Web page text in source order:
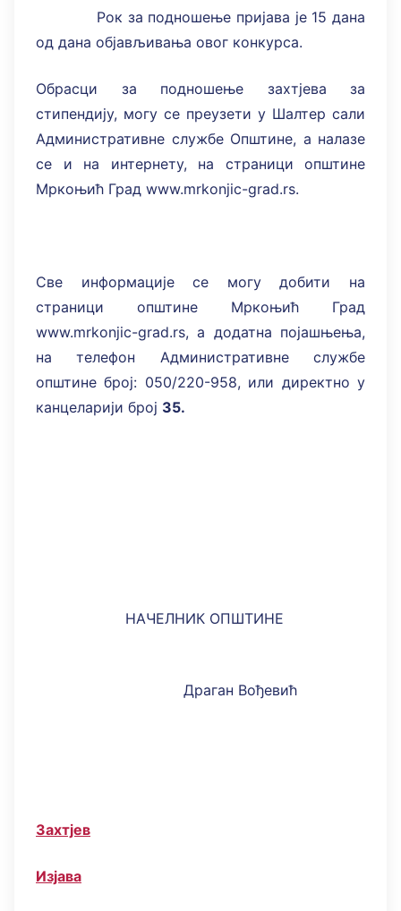
Рок за подношење пријава је 15 дана
од дана објављивања овог конкурса.
Обрасци за подношење захтјева за
стипендију, могу се преузети у Шалтер сали
Административне службе Општине, а налазе
се и на интернету, на страници општине
Мркоњић Град www.mrkonjic-grad.rs.
Све информације се могу добити на
страници општине Мркоњић Град
www.mrkonjic-grad.rs, а додатна појашњења,
на телефон Административне службе
општине број: 050/220-958, или директно у
канцеларији број 35.
НАЧЕЛНИК ОПШТИНЕ
Драган Вођевић
Захтјев
Изјава